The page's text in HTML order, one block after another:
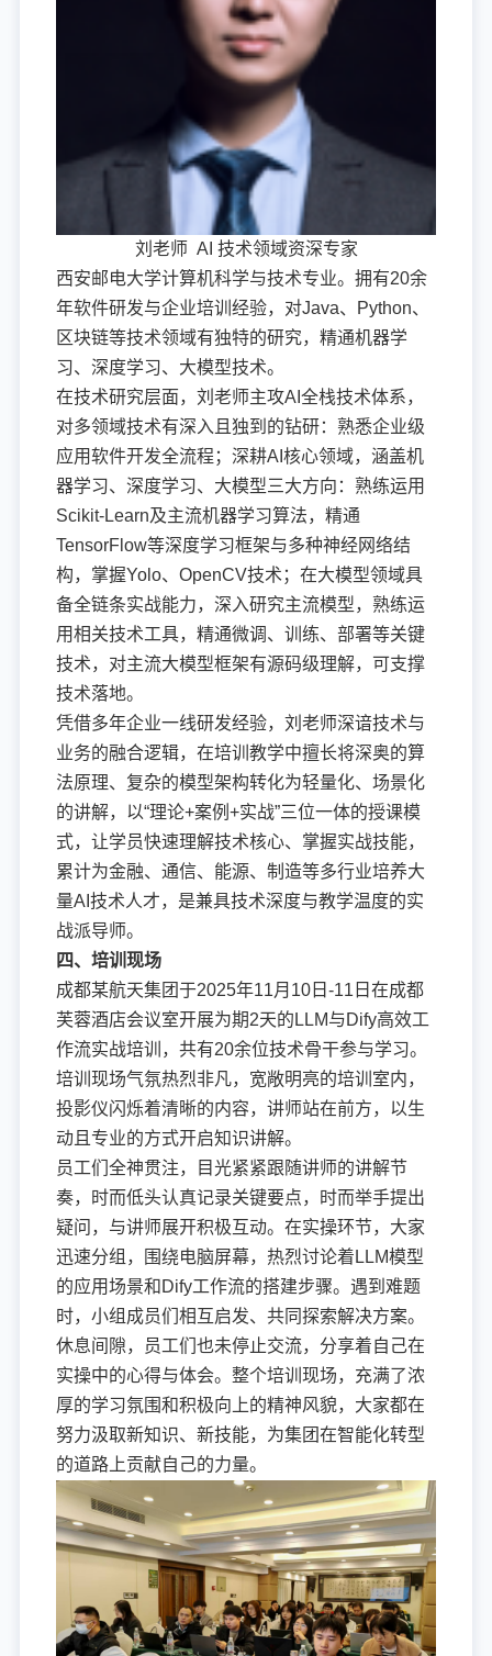
刘老师 AI 技术领域资深专家
西安邮电大学计算机科学与技术专业。拥有20余
年软件研发与企业培训经验，对Java、Python、
区块链等技术领域有独特的研究，精通机器学
习、深度学习、大模型技术。
在技术研究层面，刘老师主攻AI全栈技术体系，
对多领域技术有深入且独到的钻研：熟悉企业级
应用软件开发全流程；深耕AI核心领域，涵盖机
器学习、深度学习、大模型三大方向：熟练运用
Scikit-Learn及主流机器学习算法，精通
TensorFlow等深度学习框架与多种神经网络结
构，掌握Yolo、OpenCV技术；在大模型领域具
备全链条实战能力，深入研究主流模型，熟练运
用相关技术工具，精通微调、训练、部署等关键
技术，对主流大模型框架有源码级理解，可支撑
技术落地。
凭借多年企业一线研发经验，刘老师深谙技术与
业务的融合逻辑，在培训教学中擅长将深奥的算
法原理、复杂的模型架构转化为轻量化、场景化
的讲解，以“理论+案例+实战”三位一体的授课模
式，让学员快速理解技术核心、掌握实战技能，
累计为金融、通信、能源、制造等多行业培养大
量AI技术人才，是兼具技术深度与教学温度的实
战派导师。
四、培训现场
成都某航天集团于2025年11月10日-11日在成都
芙蓉酒店会议室开展为期2天的LLM与Dify高效工
作流实战培训，共有20余位技术骨干参与学习。
培训现场气氛热烈非凡，宽敞明亮的培训室内，
投影仪闪烁着清晰的内容，讲师站在前方，以生
动且专业的方式开启知识讲解。
员工们全神贯注，目光紧紧跟随讲师的讲解节
奏，时而低头认真记录关键要点，时而举手提出
疑问，与讲师展开积极互动。在实操环节，大家
迅速分组，围绕电脑屏幕，热烈讨论着LLM模型
的应用场景和Dify工作流的搭建步骤。遇到难题
时，小组成员们相互启发、共同探索解决方案。
休息间隙，员工们也未停止交流，分享着自己在
实操中的心得与体会。整个培训现场，充满了浓
厚的学习氛围和积极向上的精神风貌，大家都在
努力汲取新知识、新技能，为集团在智能化转型
的道路上贡献自己的力量。